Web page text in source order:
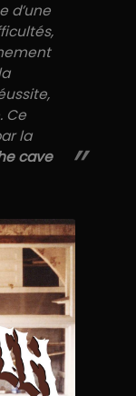
d’une
Ce
la
cave
”